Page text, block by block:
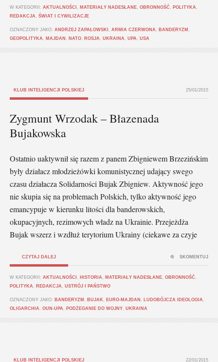
W KATEGORII: AKTUALNOŚCI MATERIAŁY NADESŁANE OBRONNOŚĆ POLITYKA
REDAKCJA
ŚWIAT I CYWILIZACJE
OZNACZONY JAKO: ANDRZEJ ZAPAŁOWSKI ARMIA CZERWONA BANDERYZM
GEOPOLITYKA
MAJDAN NATO ROSJA UKRAINA UPA USA
KLUB INTELIGENCJI POLSKIEJ 25/01/2015
Zygmunt Wrzodak – Błazenada
Bujakowska
Ostatnio uaktywnił się razem z panem Zbigniewem Brzezińskim
były działacz młodzieżówki komunistycznej udający swego
czasu działacza Solidarności Bujak Zbigniew. Aktywność jego
nie skupia się na problemach Polskich, tylko aktywność jego
emancypuje w kierunku litości dla banderowskich,
okupacyjnych, rezimowych władz na Ukrainie. Przejeżdża
Bujak wszerz i wzdłuż terytorium Ukrainy (ciekawe za czyje
CZYTAJ DALEJ
W KATEGORII: AKTUALNOŚCI HISTORIA MATERIAŁY NADESŁANE OBRONNOŚĆ
POLITYKA
REDAKCJA USTRÓJ I PAŃSTWO
OZNACZONY JAKO: BANDERYZM BUJAK EURO-MAJDAN LUDOBÓJCZA IDEOLOGIA
OLIGARCHIA
OUN-UPA PODŻEGANIE DO WOJNY UKRAINA
SKOMENTUJ
KLUB INTELIGENCJI POLSKIEJ 22/01/2015